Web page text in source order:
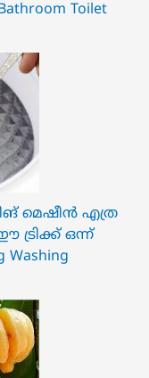
Toilet
മെഷീൻ എത്ര
ട്രിക്ക് ഒന്ന്
Washing